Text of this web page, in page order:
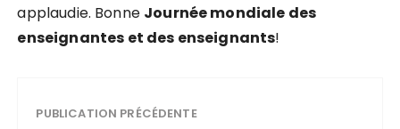
applaudie. Bonne Journéemondiale des
enseignantes et des enseignants!
PUBLICATION PRÉCÉDENTE